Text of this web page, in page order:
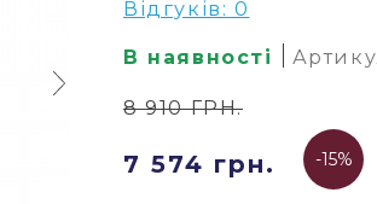
Відгуків: 0
В наявності
8 910 ГРН.
-15%
7 574 грн.